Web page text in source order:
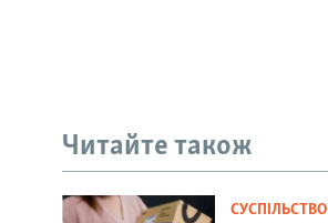
Читайте також
СУСПІЛЬСТВО